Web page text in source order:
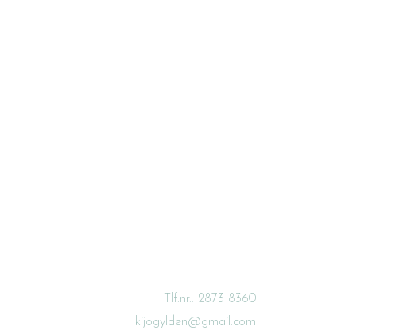
Tlf.nr.: 2873 8360
kijogylden@gmail.com